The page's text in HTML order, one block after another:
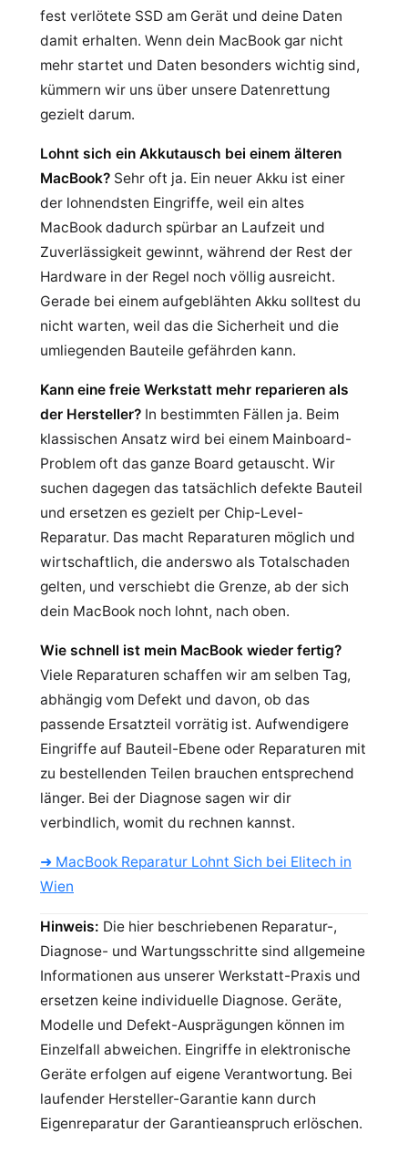
fest verlötete SSD am Gerät und deine Daten
damit erhalten. Wenn dein MacBook gar nicht
mehr startet und Daten besonders wichtig sind,
kümmern wir uns über unsere Datenrettung
gezielt darum.
Lohnt sich ein Akkutausch bei einem älteren
MacBook? Sehr oft ja. Ein neuer Akku ist einer
der lohnendsten Eingriffe, weil ein altes
MacBook dadurch spürbar an Laufzeit und
Zuverlässigkeit gewinnt, während der Rest der
Hardware in der Regel noch völlig ausreicht.
Gerade bei einem aufgeblähten Akku solltest du
nicht warten, weil das die Sicherheit und die
umliegenden Bauteile gefährden kann.
Kann eine freie Werkstatt mehr reparieren als
der Hersteller? In bestimmten Fällen ja. Beim
klassischen Ansatz wird bei einem Mainboard-
Problem oft das ganze Board getauscht. Wir
suchen dagegen das tatsächlich defekte Bauteil
und ersetzen es gezielt per Chip-Level-
Reparatur. Das macht Reparaturen möglich und
wirtschaftlich, die anderswo als Totalschaden
gelten, und verschiebt die Grenze, ab der sich
dein MacBook noch lohnt, nach oben.
Wie schnell ist mein MacBook wieder fertig?
Viele Reparaturen schaffen wir am selben Tag,
abhängig vom Defekt und davon, ob das
passende Ersatzteil vorrätig ist. Aufwendigere
Eingriffe auf Bauteil-Ebene oder Reparaturen mit
zu bestellenden Teilen brauchen entsprechend
länger. Bei der Diagnose sagen wir dir
verbindlich, womit du rechnen kannst.
➜ MacBook Reparatur Lohnt Sich bei Elitech in
Wien
Hinweis: Die hier beschriebenen Reparatur-,
Diagnose- und Wartungsschritte sind allgemeine
Informationen aus unserer Werkstatt-Praxis und
ersetzen keine individuelle Diagnose. Geräte,
Modelle und Defekt-Ausprägungen können im
Einzelfall abweichen. Eingriffe in elektronische
Geräte erfolgen auf eigene Verantwortung. Bei
laufender Hersteller-Garantie kann durch
Eigenreparatur der Garantieanspruch erlöschen.